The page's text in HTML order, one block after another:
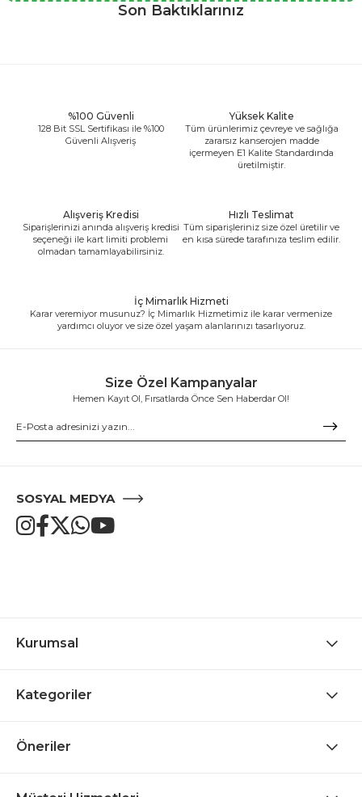
Son Baktıklarınız
%100 Güvenli
128 Bit SSL Sertifikası ile %100
Güvenli Alışveriş
Yüksek Kalite
Tüm ürünlerimiz çevreye ve sağlığa
zararsız kanserojen madde
içermeyen E1 Kalite Standardında
üretilmiştir.
Alışveriş Kredisi
Siparişlerinizi anında alışveriş kredisi
seçeneği ile kart limiti problemi
olmadan tamamlayabilirsiniz.
Hızlı Teslimat
Tüm siparişleriniz size özel üretilir ve
en kısa sürede tarafınıza teslim edilir.
İç Mimarlık Hizmeti
Karar veremiyor musunuz? İç Mimarlık Hizmetimiz ile karar vermenize
yardımcı oluyor ve size özel yaşam alanlarınızı tasarlıyoruz.
Size Özel Kampanyalar
Hemen Kayıt Ol, Fırsatlarda Önce Sen Haberdar Ol!
SOSYAL MEDYA
Kurumsal
Kategoriler
Öneriler